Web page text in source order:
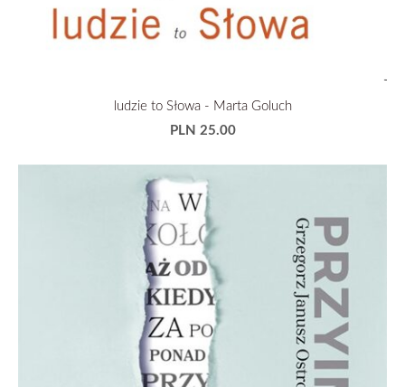
ludzie to Słowa - Marta Goluch
PLN 25.00